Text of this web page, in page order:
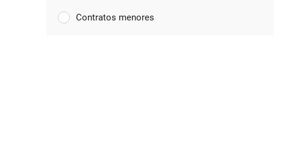
Contratos menores